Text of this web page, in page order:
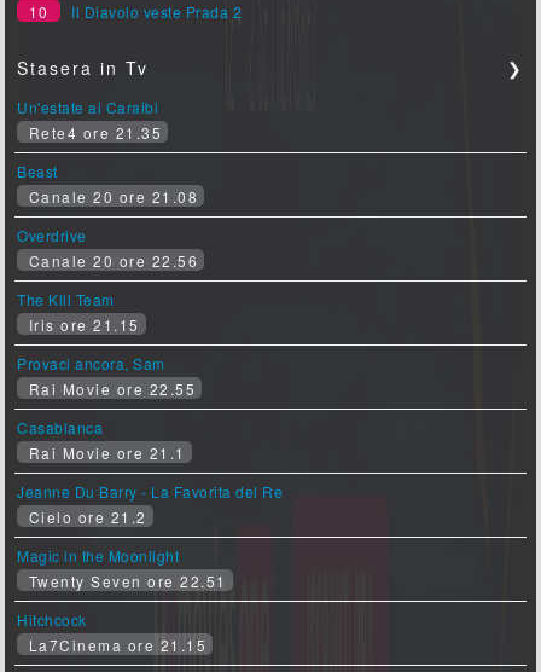
10
Il Diavolo veste Prada 2
Stasera in Tv ❯
Un'estate ai Caraibi
Rete4 ore 21.35
Beast
Canale 20 ore 21.08
Overdrive
Canale 20 ore 22.56
The Kill Team
Iris ore 21.15
Provaci ancora, Sam
Rai Movie ore 22.55
Casablanca
Rai Movie ore 21.1
Jeanne Du Barry - La Favorita del Re
Cielo ore 21.2
Magic in the Moonlight
Twenty Seven ore 22.51
Hitchcock
La7Cinema ore 21.15